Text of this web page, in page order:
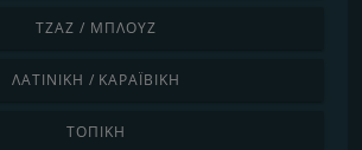
ΤΖΑΖ / ΜΠΛΟΥΖ
ΛΑΤΙΝΙΚΉ / ΚΑΡΑΪΒΙΚΉ
ΤΟΠΙΚΉ